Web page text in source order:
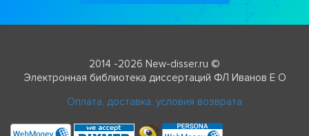
2014 -2026 New-disser.ru ©
Электронная библиотека диссертаций ФЛ Иванов Е О
Оплата, доставка, условия возврата